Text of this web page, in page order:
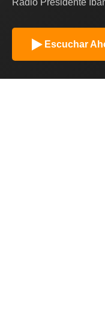
Radio Presidente
Escuchar